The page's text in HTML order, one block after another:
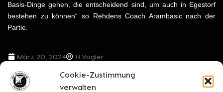
Cookie-Zustimmung
verwalten
Basis-Dinge gehen, die entscheidend sind, um auch in Egestorf
bestehen zu können“ so Rehdens Coach Arambasic nach der
Partie.
März 20, 2024 H.Vogler
VORIGER BEITRAG NÄCHSTER BEITRAG